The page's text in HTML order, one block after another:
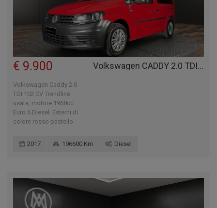
Volkswagen CADDY 2.0 TDI 102 CV TRENDLINE
€ 9.900
Volkswagen Caddy 2.0
TDI 102 CV Trendline
usata, motore 1968cc
Euro 6 Diesel. Esterni di
colore rosso pastello.
2017 196600 Km Diesel